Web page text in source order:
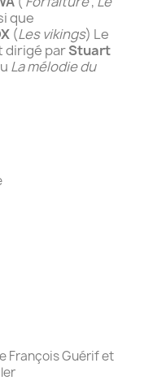
que
(Les vikings) Le
dirigé parStuart
La mélodie du
François Guérif et